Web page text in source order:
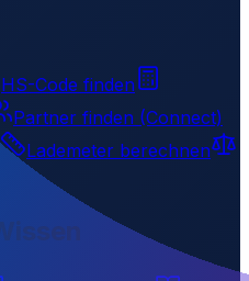
HS-Code finden
Partner finden (Connect)
Lademeter berechnen